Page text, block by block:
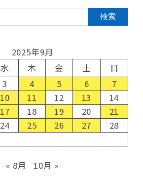
2025年9月
水 木 金 土
日
3 4 5 6
7
10 11 12 13
14
17 18 19 20
21
24 25 26 27
28
« 8月 10月 »